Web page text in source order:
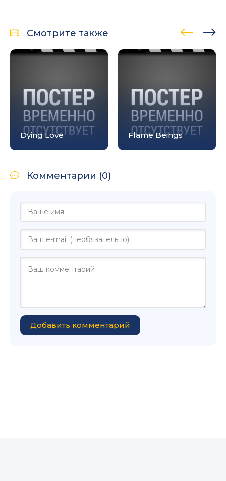
Смотрите также
Beings Blood Red Earth
Комментарии (0)
Добавить комментарий